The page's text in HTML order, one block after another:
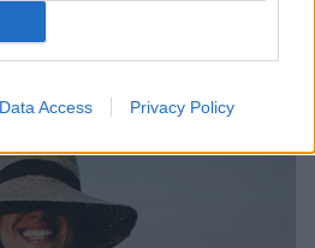
Data Access Privacy Policy
Τα πρώτα γενέθλια χωρίς
συγκινητική ανάρτηση –
Εις το επανιδείν»